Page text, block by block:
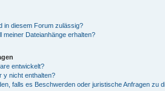
in diesem Forum zulässig?
meiner Dateianhänge erhalten?
entwickelt?
y nicht enthalten?
falls es Beschwerden oder juristische Anfragen zu